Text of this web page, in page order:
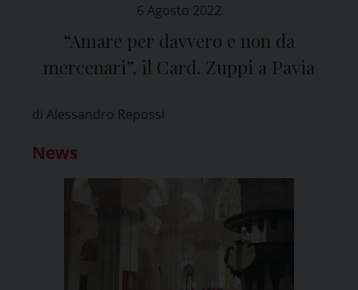
6 Agosto 2022
“Amare per davvero e non da
mercenari”, il Card. Zuppi a Pavia
di Alessandro Repossi
News